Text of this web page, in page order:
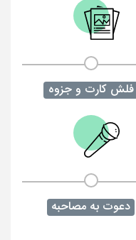
فلش کارت و جزوه
دعوت به مصاحبه